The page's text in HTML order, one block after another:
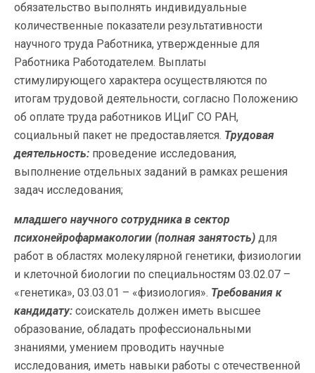
обязательство выполнять индивидуальные
количественные показатели результативности
научного труда Работника, утвержденные для
Работника Работодателем. Выплаты
стимулирующего характера осуществляются по
итогам трудовой деятельности, согласно Положению
об оплате труда работников ИЦиГ СО РАН,
социальный пакет не предоставляется. Трудовая
деятельность: проведение исследования,
выполнение отдельных заданий в рамках решения
задач исследования;
младшего научного сотрудника в сектор
психонейрофармакологии (полная занятость) для
работ в областях молекулярной генетики, физиологии
и клеточной биологии по специальностям 03.02.07 –
«генетика», 03.03.01 – «физиология». Требования к
кандидату: соискатель должен иметь высшее
образование, обладать профессиональными
знаниями, умением проводить научные
исследования, иметь навыки работы с отечественной